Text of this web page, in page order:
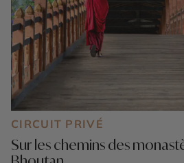
CIRCUIT PRIVÉ
Sur les chemins des